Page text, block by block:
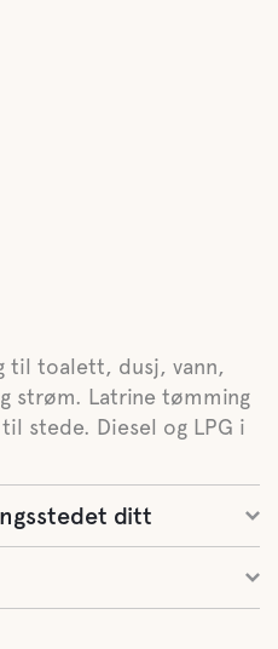
til toalett, dusj, vann,
strøm. Latrine tømming
stede. Diesel og LPG i
ditt